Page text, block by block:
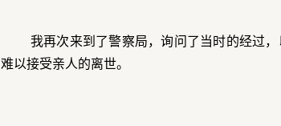
我再次来到了警察局，询问了当时的经过
难以接受亲人的离世。